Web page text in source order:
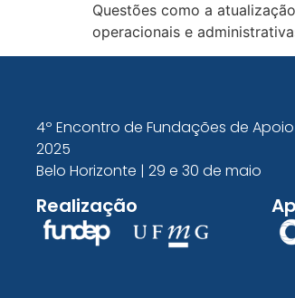
Questões como a
operacionais e
4º Encontro de Fundações de
2025
Belo Horizonte | 29 e 30 de maio
Realização